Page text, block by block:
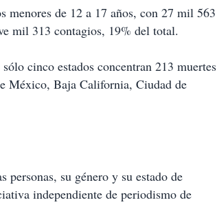
menores de 12 a 17 años, con 27 mil 563
mil 313 contagios, 19% del total.
cinco estados concentran 213 muertes
México, Baja California, Ciudad de
su género y su estado de
independiente de periodismo de